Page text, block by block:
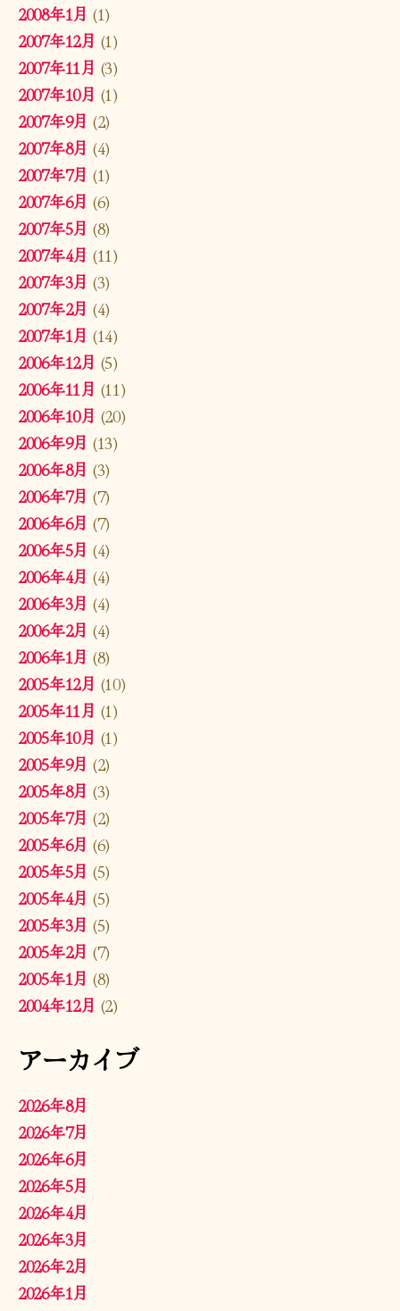
2008年1月 (1)
2007年12月 (1)
2007年11月 (3)
2007年10月 (1)
2007年9月 (2)
2007年8月 (4)
2007年7月 (1)
2007年6月 (6)
2007年5月 (8)
2007年4月 (11)
2007年3月 (3)
2007年2月 (4)
2007年1月 (14)
2006年12月 (5)
2006年11月 (11)
2006年10月 (20)
2006年9月 (13)
2006年8月 (3)
2006年7月 (7)
2006年6月 (7)
2006年5月 (4)
2006年4月 (4)
2006年3月 (4)
2006年2月 (4)
2006年1月 (8)
2005年12月 (10)
2005年11月 (1)
2005年10月 (1)
2005年9月 (2)
2005年8月 (3)
2005年7月 (2)
2005年6月 (6)
2005年5月 (5)
2005年4月 (5)
2005年3月 (5)
2005年2月 (7)
2005年1月 (8)
2004年12月 (2)
アーカイブ
2026年8月
2026年7月
2026年6月
2026年5月
2026年4月
2026年3月
2026年2月
2026年1月